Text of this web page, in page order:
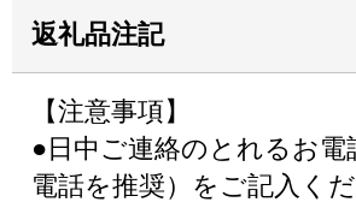
返礼品注記
【注意事項】
●日中ご連絡のとれるお電
電話を推奨）をご記入くだ